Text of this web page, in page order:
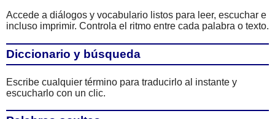
Accede a diálogos y vocabulario listos para leer, escuchar e
incluso imprimir. Controla el ritmo entre cada palabra o texto.
Diccionario y búsqueda
Escribe cualquier término para traducirlo al instante y
escucharlo con un clic.